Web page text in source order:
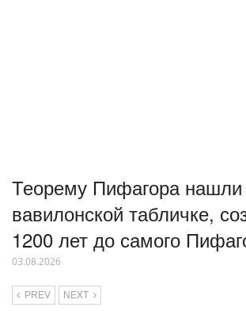
Теорему Пифагора
вавилонской табличке,
1200 лет до самого
03.08.2026
PREV NEXT